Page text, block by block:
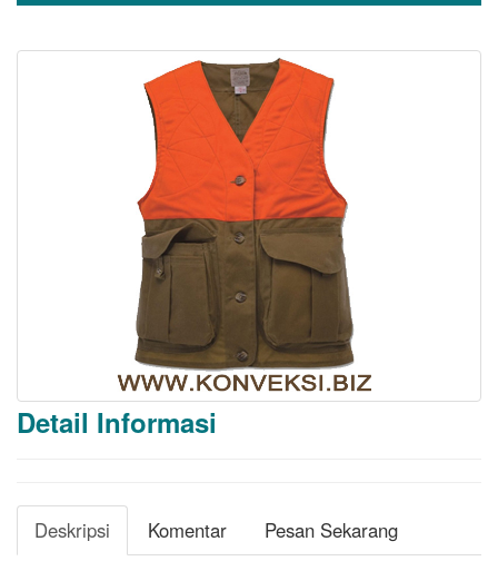
Detail Informasi
Deskripsi Komentar Pesan Sekarang